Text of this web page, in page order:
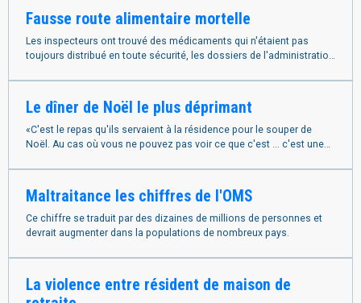
Fausse route alimentaire mortelle
Les inspecteurs ont trouvé des médicaments qui n'étaient pas
toujours distribué en toute sécurité, les dossiers de l'administration
Le dîner de Noël le plus déprimant
«C'est le repas qu'ils servaient à la résidence pour le souper de
Noël. Au cas où vous ne pouvez pas voir ce que c'est ... c'est une
Maltraitance les chiffres de l'OMS
Ce chiffre se traduit par des dizaines de millions de personnes et
devrait augmenter dans la populations de nombreux pays.
La violence entre résident de maison de